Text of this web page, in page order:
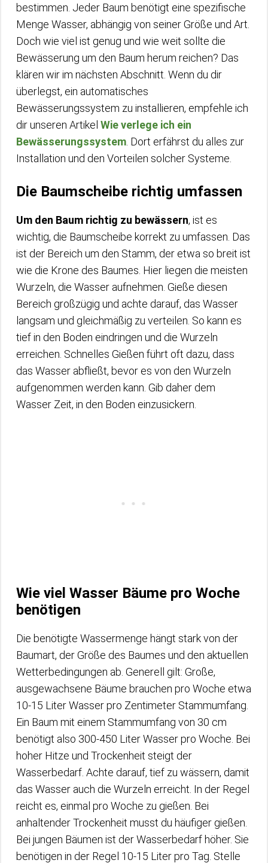
bestimmen. Jeder Baum benötigt eine spezifische
Menge Wasser, abhängig von seiner Größe und Art.
Doch wie viel ist genug und wie weit sollte die
Bewässerung um den Baum herum reichen? Das
klären wir im nächsten Abschnitt. Wenn du dir
überlegst, ein automatisches
Bewässerungssystem zu installieren, empfehle ich
dir unseren Artikel Wie verlege ich ein
Bewässerungssystem . Dort erfährst du alles zur
Installation und den Vorteilen solcher Systeme.
Die Baumscheibe richtig umfassen
Um den Baum richtig zu bewässern, ist es
wichtig, die Baumscheibe korrekt zu umfassen. Das
ist der Bereich um den Stamm, der etwa so breit ist
wie die Krone des Baumes. Hier liegen die meisten
Wurzeln, die Wasser aufnehmen. Gieße diesen
Bereich großzügig und achte darauf, das Wasser
langsam und gleichmäßig zu verteilen. So kann es
tief in den Boden eindringen und die Wurzeln
erreichen. Schnelles Gießen führt oft dazu, dass
das Wasser abfließt, bevor es von den Wurzeln
aufgenommen werden kann. Gib daher dem
Wasser Zeit, in den Boden einzusickern.
Wie viel Wasser Bäume pro Woche
benötigen
Die benötigte Wassermenge hängt stark von der
Baumart, der Größe des Baumes und den aktuellen
Wetterbedingungen ab. Generell gilt: Große,
ausgewachsene Bäume brauchen pro Woche etwa
10-15 Liter Wasser pro Zentimeter Stammumfang.
Ein Baum mit einem Stammumfang von 30 cm
benötigt also 300-450 Liter Wasser pro Woche. Bei
hoher Hitze und Trockenheit steigt der
Wasserbedarf. Achte darauf, tief zu wässern, damit
das Wasser auch die Wurzeln erreicht. In der Regel
reicht es, einmal pro Woche zu gießen. Bei
anhaltender Trockenheit musst du häufiger gießen.
Bei jungen Bäumen ist der Wasserbedarf höher. Sie
benötigen in der Regel 10-15 Liter pro Tag. Stelle